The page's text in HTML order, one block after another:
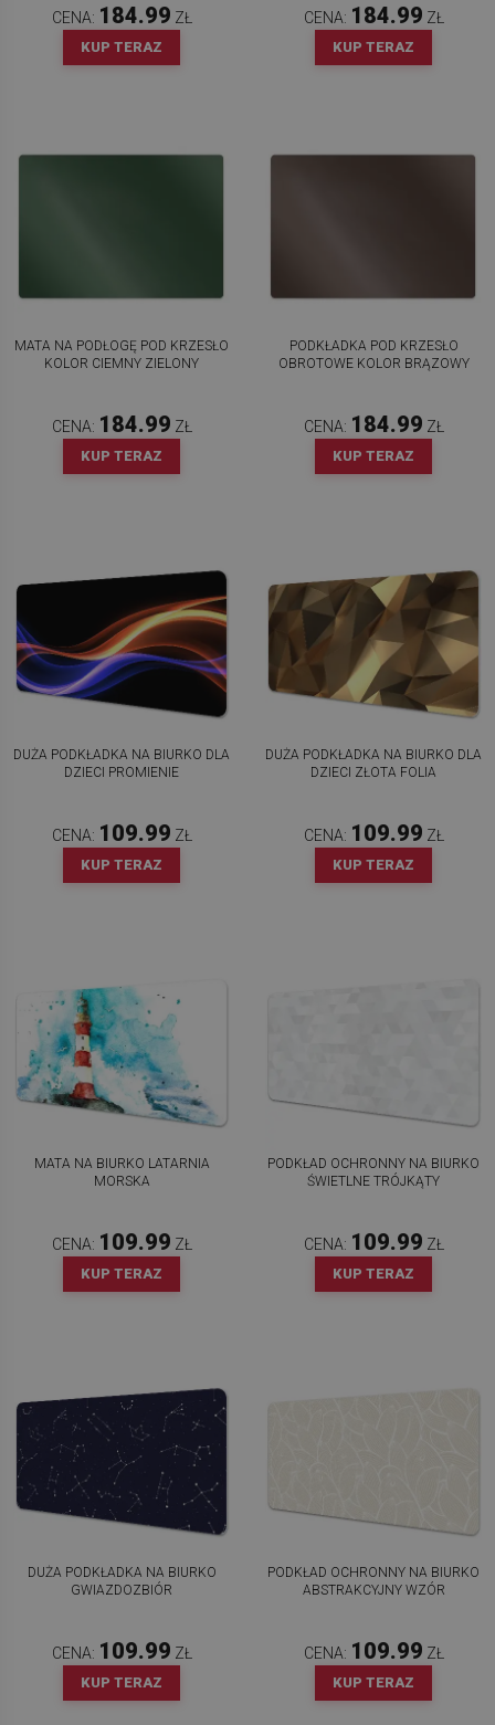
CENA: 184.99 ZŁ
KUP TERAZ
CENA: 184.99 ZŁ
KUP TERAZ
MATA NA PODŁOGĘ POD KRZESŁO
KOLOR CIEMNY ZIELONY
CENA: 184.99 ZŁ
KUP TERAZ
PODKŁADKA POD KRZESŁO
OBROTOWE KOLOR BRĄZOWY
CENA: 184.99 ZŁ
KUP TERAZ
DUŻA PODKŁADKA NA BIURKO DLA
DZIECI PROMIENIE
CENA: 109.99 ZŁ
KUP TERAZ
DUŻA PODKŁADKA NA BIURKO DLA
DZIECI ZŁOTA FOLIA
CENA: 109.99 ZŁ
KUP TERAZ
MATA NA BIURKO LATARNIA
MORSKA
CENA: 109.99 ZŁ
KUP TERAZ
PODKŁAD OCHRONNY NA BIURKO
ŚWIETLNE TRÓJKĄTY
CENA: 109.99 ZŁ
KUP TERAZ
DUŻA PODKŁADKA NA BIURKO
GWIAZDOZBIÓR
CENA: 109.99 ZŁ
KUP TERAZ
PODKŁAD OCHRONNY NA BIURKO
ABSTRAKCYJNY WZÓR
CENA: 109.99 ZŁ
KUP TERAZ